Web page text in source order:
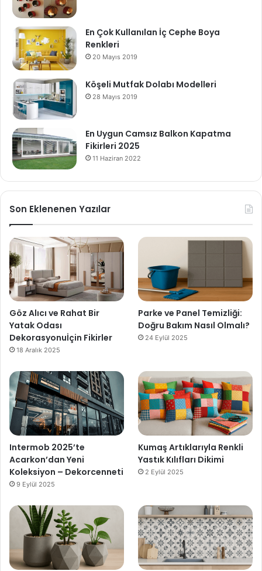
En Çok Kullanılan İç Cephe Boya
Renkleri
20 Mayıs 2019
Köşeli Mutfak Dolabı Modelleri
28 Mayıs 2019
En Uygun Camsız Balkon Kapatma
Fikirleri 2025
11 Haziran 2022
Son Eklenenen Yazılar
Göz Alıcı ve Rahat Bir
Yatak Odası
Dekorasyonuİçin Fikirler
18 Aralık 2025
Parke ve Panel Temizliği:
Doğru Bakım Nasıl Olmalı?
24 Eylül 2025
Intermob 2025’te
Acarkon’dan Yeni
Koleksiyon – Dekorcenneti
9 Eylül 2025
Kumaş Artıklarıyla Renkli
Yastık Kılıfları Dikimi
2 Eylül 2025